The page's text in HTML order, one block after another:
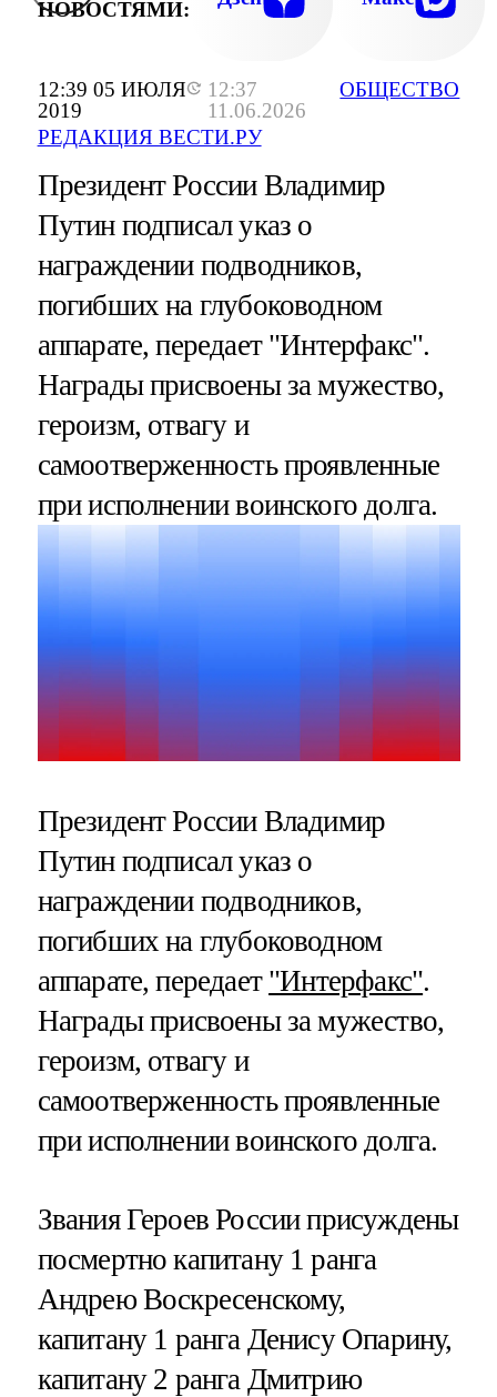
12:39 05 ИЮЛЯ
2019
12:37
11.06.2026
РЕДАКЦИЯ ВЕСТИ.РУ
ОБЩЕСТВО
НОВОСТЯМИ:
Президент России Владимир
Путин подписал указ о
награждении подводников,
погибших на глубоководном
аппарате, передает "Интерфакс".
Награды присвоены за мужество,
героизм, отвагу и
самоотверженность проявленные
при исполнении воинского долга.
Президент России Владимир
Путин подписал указ о
награждении подводников,
погибших на глубоководном
аппарате, передает "Интерфакс".
Награды присвоены за мужество,
героизм, отвагу и
самоотверженность проявленные
при исполнении воинского долга.
Звания Героев России присуждены
посмертно капитану 1 ранга
Андрею Воскресенскому,
капитану 1 ранга Денису Опарину,
капитану 2 ранга Дмитрию